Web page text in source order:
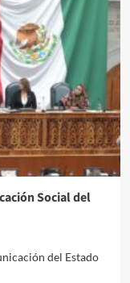
Social del
del Estado